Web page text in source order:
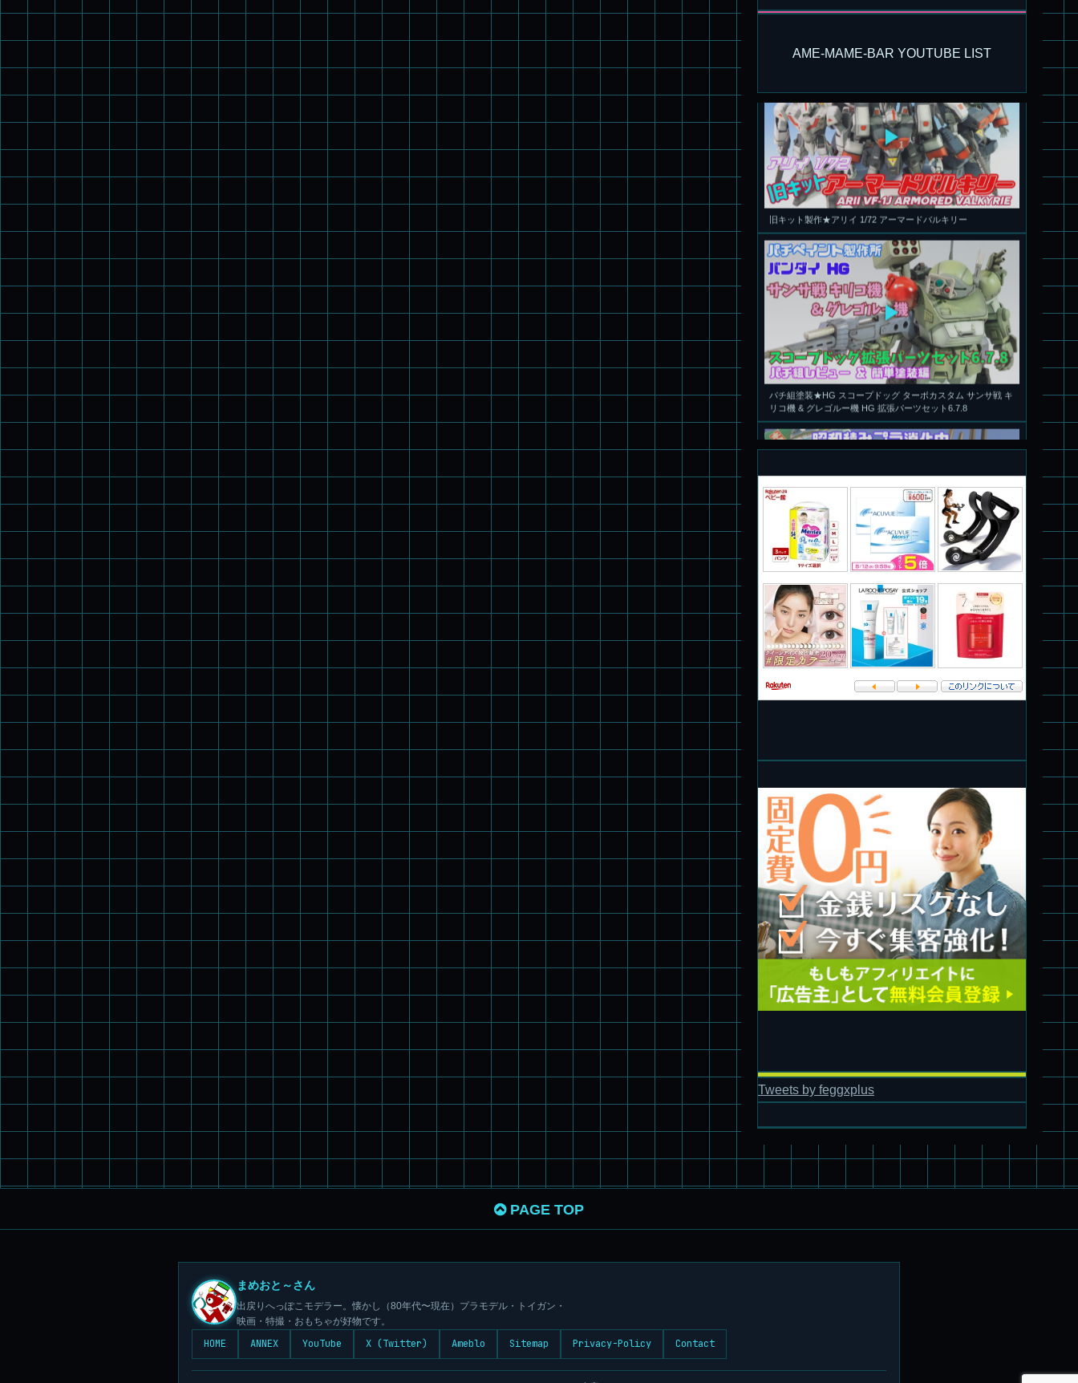
AME-MAME-BAR YOUTUBE LIST
旧キット製作★アリイ 1/72 アーマードバルキリー
パチ組塗装★HG スコープドッグ ターボカスタム サンサ戦 キ
リコ機 & グレゴルー機 HG 拡張パーツセット6.7.8
旧キット製作★本家SDマクロス バルキリーVF-1S
パチ組★WAVE 1/35 マーシィドッグ & ストライクドッグ
旧キット製作★アオシマ ロボダッチ モビルタマゴロー
Tweets by feggxplus
PAGE TOP
まめおと～さん
出戻りへっぽこモデラー。懐かし（80年代〜現在）プラモデル・トイガン・
映画・特撮・おもちゃが好物です。
HOME ANNEX YouTube X (Twitter) Ameblo Sitemap Privacy-Policy Contact